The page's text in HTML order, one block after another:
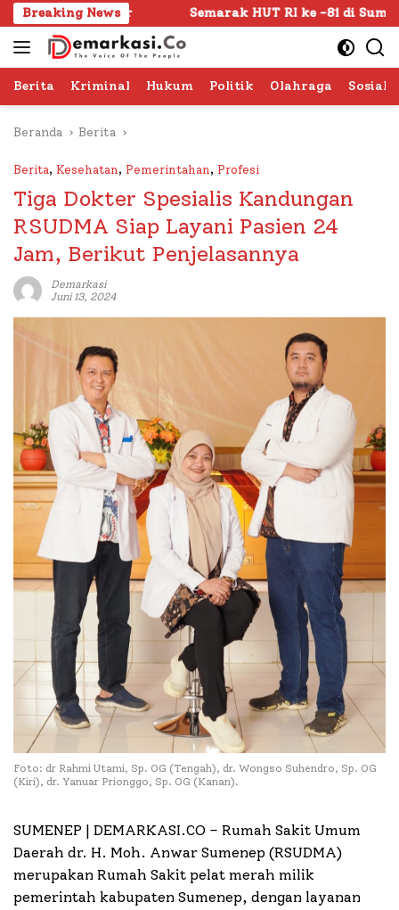
Langsung
ke
konten
Breaking News
Semarak HUT RI ke -81 di Sumenep Dimulai,
Berita Kriminal Hukum Politik Olahraga Sosial
Beranda Berita
Berita, Kesehatan, Pemerintahan, Profesi
Tiga Dokter Spesialis Kandungan
RSUDMA Siap Layani Pasien 24
Jam, Berikut Penjelasannya
Demarkasi
Juni 13, 2024
Foto: dr Rahmi Utami, Sp. OG (Tengah), dr. Wongso Suhendro, Sp. OG
(Kiri), dr. Yanuar Prionggo, Sp. OG (Kanan).
SUMENEP | DEMARKASI.CO – Rumah Sakit Umum
Daerah dr. H. Moh. Anwar Sumenep (RSUDMA)
merupakan Rumah Sakit pelat merah milik
pemerintah kabupaten Sumenep, dengan layanan